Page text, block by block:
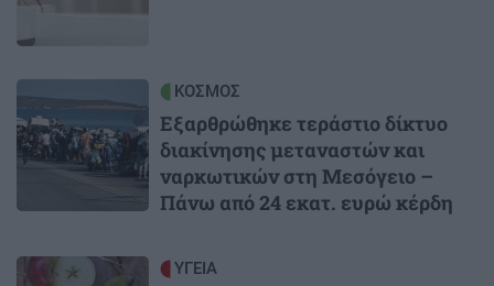
ΚΟΣΜΟΣ
Εξαρθρώθηκε τεράστιο δίκτυο
διακίνησης μεταναστών και
ναρκωτικών στη Μεσόγειο –
Πάνω από 24 εκατ. ευρώ κέρδη
Image ΥΓΕΙΑ